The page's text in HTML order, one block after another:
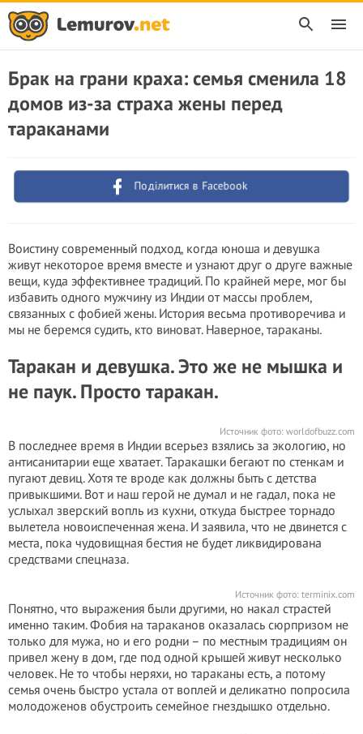
Брак на грани краха: семья сменила 18
домов из-за страха жены перед
тараканами
Поділитися в Facebook
Воистину современный подход, когда юноша и девушка
живут некоторое время вместе и узнают друг о друге важные
вещи, куда эффективнее традиций. По крайней мере, мог бы
избавить одного мужчину из Индии от массы проблем,
связанных с фобией жены. История весьма противоречива и
мы не беремся судить, кто виноват. Наверное, тараканы.
Таракан и девушка. Это же не мышка и
не паук. Просто таракан.
Источник фото: worldofbuzz.com
В последнее время в Индии всерьез взялись за экологию, но
антисанитарии еще хватает. Таракашки бегают по стенкам и
пугают девиц. Хотя те вроде как должны быть с детства
привыкшими. Вот и наш герой не думал и не гадал, пока не
услыхал зверский вопль из кухни, откуда быстрее торнадо
вылетела новоиспеченная жена. И заявила, что не двинется с
места, пока чудовищная бестия не будет ликвидирована
средствами спецназа.
Источник фото: terminix.com
Понятно, что выражения были другими, но накал страстей
именно таким. Фобия на тараканов оказалась сюрпризом не
только для мужа, но и его родни – по местным традициям он
привел жену в дом, где под одной крышей живут несколько
человек. Не то чтобы неряхи, но тараканы есть, а потому
семья очень быстро устала от воплей и деликатно попросила
молодоженов обустроить семейное гнездышко отдельно.